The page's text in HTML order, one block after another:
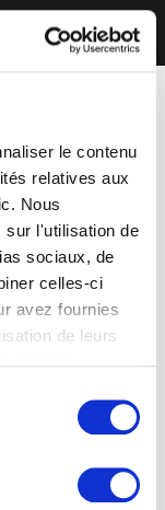
le contenu
relatives aux
Nous
sur l'utilisation de
sociaux, de
celles-ci
avez fournies
de leurs